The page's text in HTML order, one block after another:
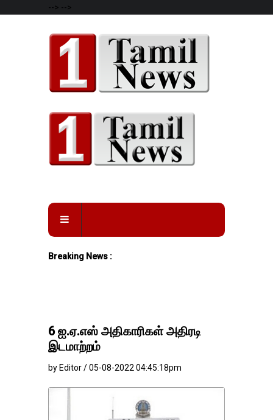
--> -->
Breaking News :
6 ஐ.ஏ.எஸ் அதிகாரிகள் அதிரடி
இடமாற்றம்
by Editor / 05-08-2022 04:45:18pm